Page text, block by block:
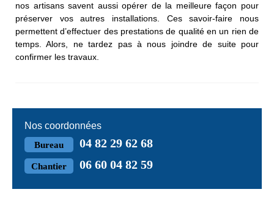
nos artisans savent aussi opérer de la meilleure façon pour
préserver vos autres installations. Ces savoir-faire nous
permettent d’effectuer des prestations de qualité en un rien de
temps. Alors, ne tardez pas à nous joindre de suite pour
confirmer les travaux.
Nos coordonnées
Bureau 04 82 29 62 68
Chantier 06 60 04 82 59